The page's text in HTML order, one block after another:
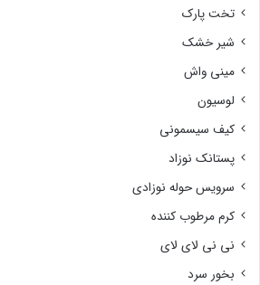
تخت پارک
شیر خشک
مینی واش
لوسیون
کیف سیسمونی
پستانک نوزاد
سرویس حوله نوزادی
کرم مرطوب کننده
نی نی لای لای
بخور سرد